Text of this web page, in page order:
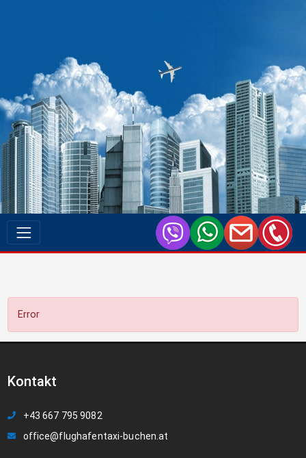
Error
Kontakt
+43 667 795 9082
office@flughafentaxi-buchen.at